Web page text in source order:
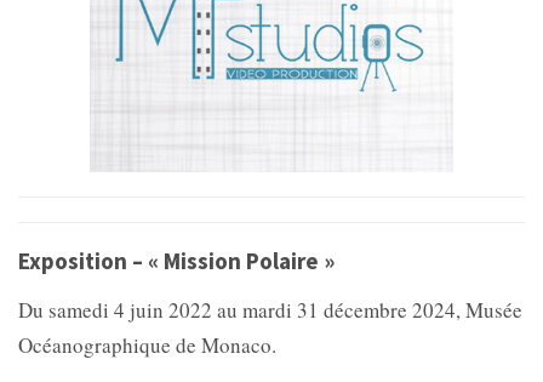
Exposition – « Mission Polaire »
Du samedi 4 juin 2022 au mardi 31 décembre 2024, Musée
Océanographique de Monaco.